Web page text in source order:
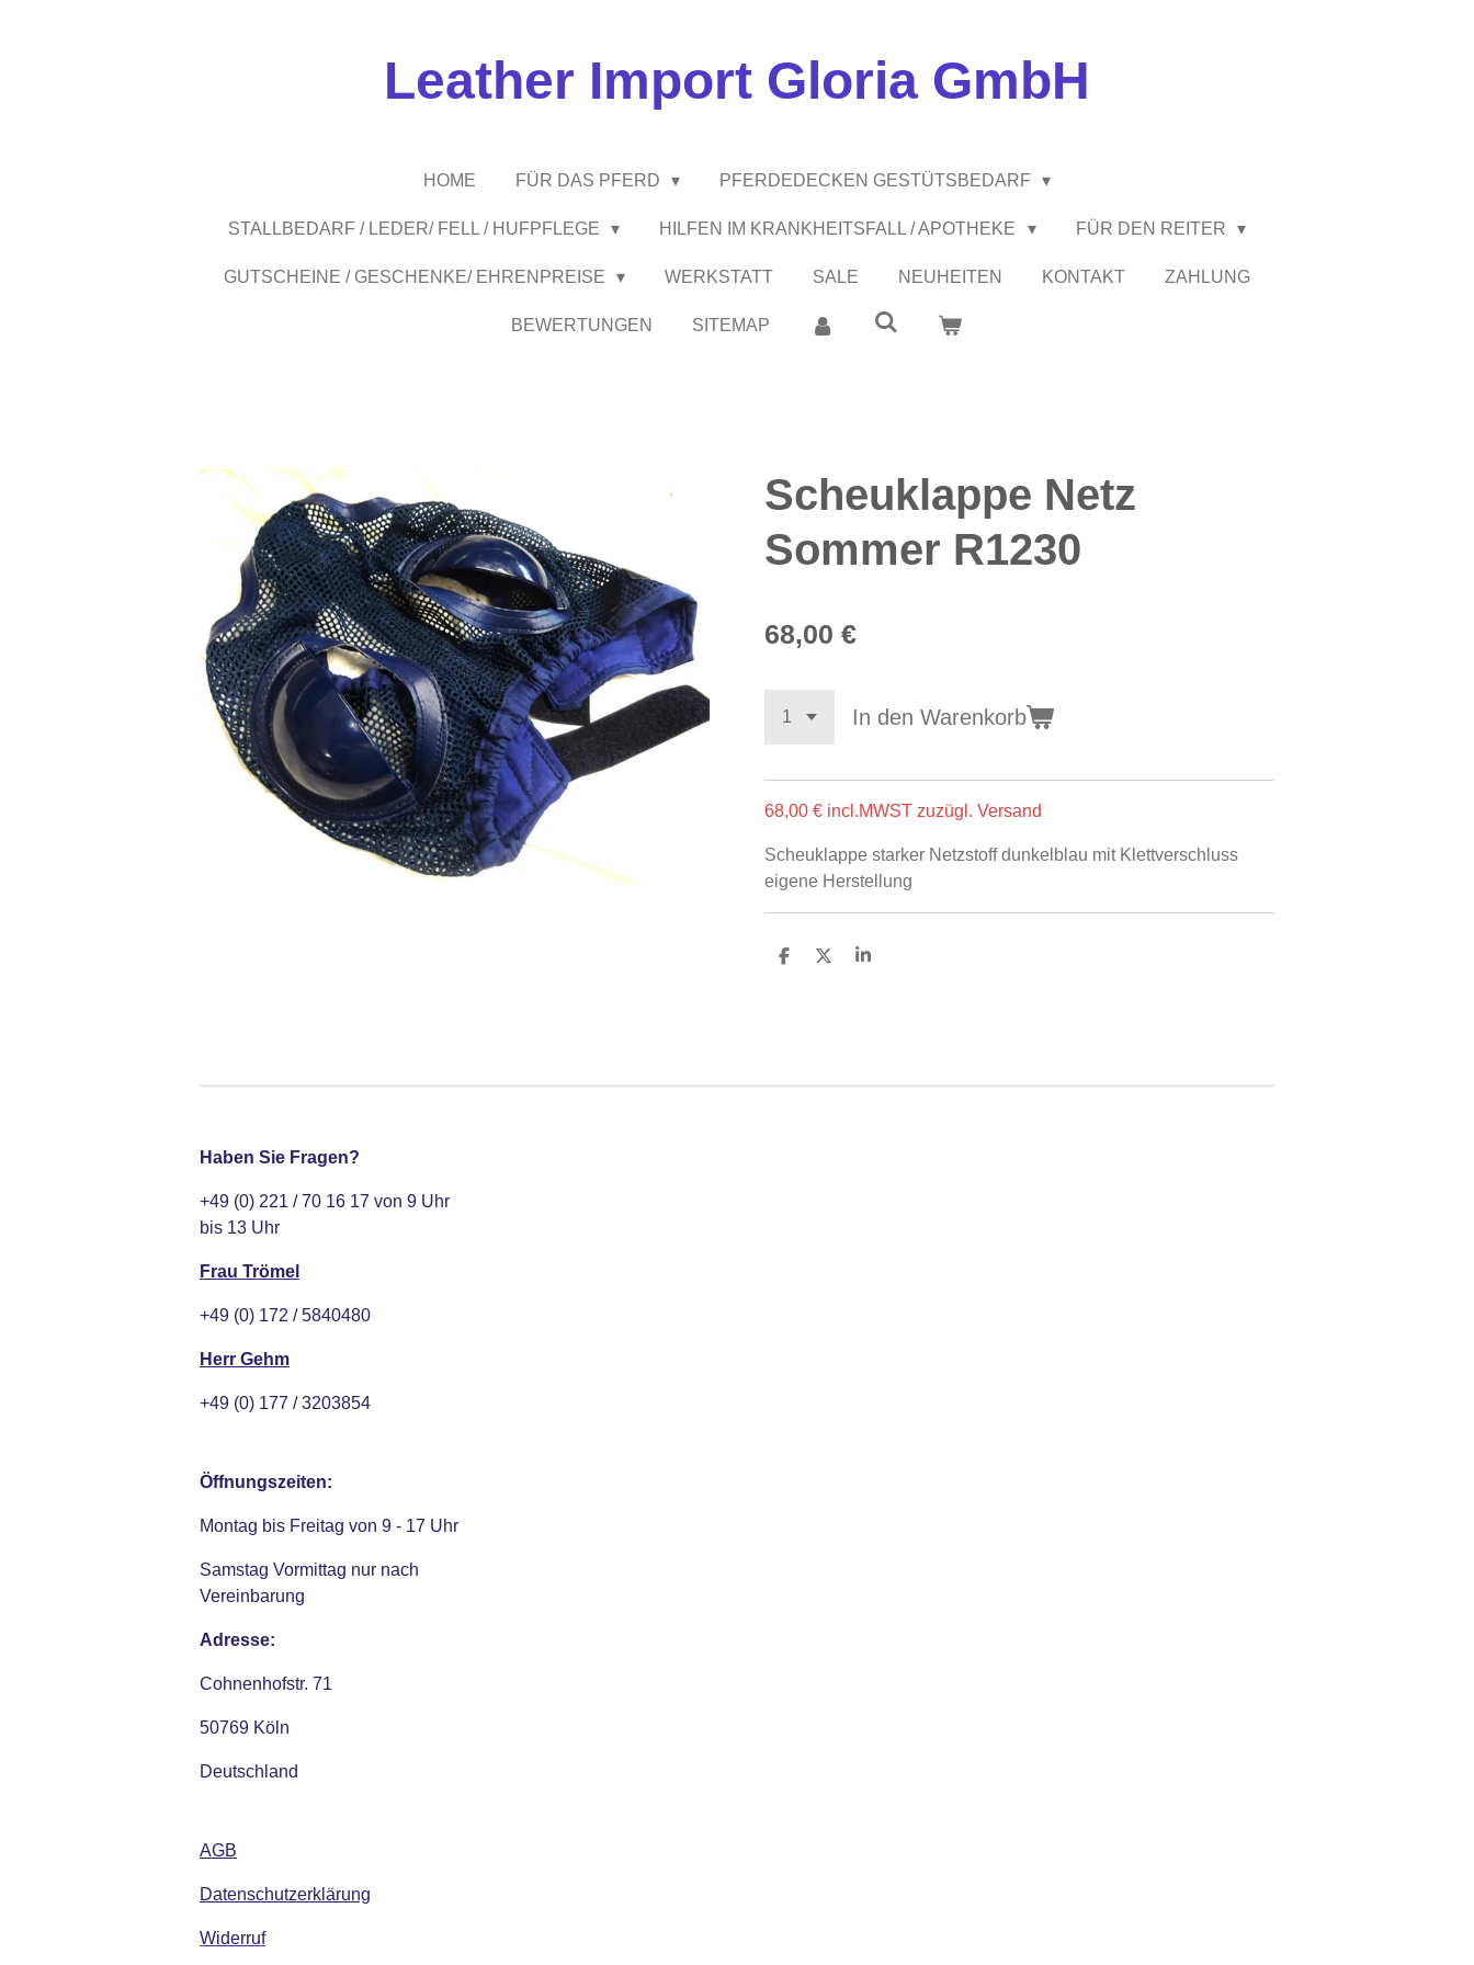
Leather Import Gloria GmbH
HOME FÜR DAS PFERD PFERDEDECKEN GESTÜTSBEDARF
STALLBEDARF / LEDER/ FELL / HUFPFLEGE HILFEN IM KRANKHEITSFALL / APOTHEKE FÜR DEN REITER
GUTSCHEINE / GESCHENKE/ EHRENPREISE WERKSTATT SALE NEUHEITEN KONTAKT ZAHLUNG
BEWERTUNGEN SITEMAP
Scheuklappe Netz
Sommer R1230
68,00 €
In den Warenkorb
68,00 € incl.MWST zuzügl. Versand
Scheuklappe starker Netzstoff dunkelblau mit Klettverschluss
eigene Herstellung
T
T
T
Haben Sie Fragen?
+49 (0) 221 / 70 16 17 von 9 Uhr
bis 13 Uhr
Frau Trömel
+49 (0) 172 / 5840480
Herr Gehm
+49 (0) 177 / 3203854
Öffnungszeiten:
Montag bis Freitag von 9 - 17 Uhr
Samstag Vormittag nur nach
Vereinbarung
Adresse:
Cohnenhofstr. 71
50769 Köln
Deutschland
AGB
Datenschutzerklärung
Widerruf